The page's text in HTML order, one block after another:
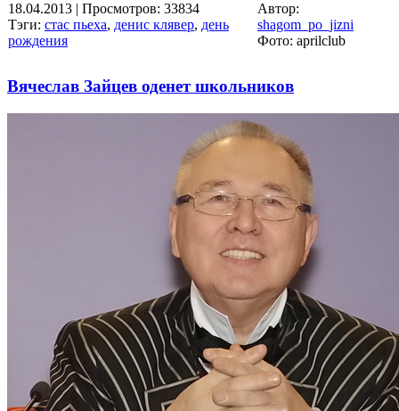
18.04.2013 | Просмотров: 33834
Тэги: стас пьеха, денис клявер, день
рождения
Автор:
shagom_po_jizni
Фото: aprilclub
Вячеслав Зайцев оденет школьников